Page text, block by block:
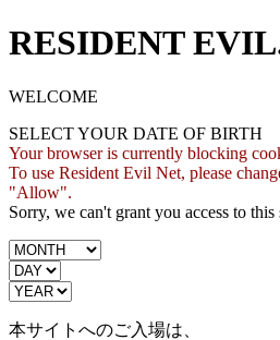
RESIDENT
WELCOME
SELECT YOUR DATE OF BIRTH
Your browser is currently blocking
To use Resident Evil Net, please
"Allow".
Sorry, we can't grant you access to this
本サイトへのご入場は、